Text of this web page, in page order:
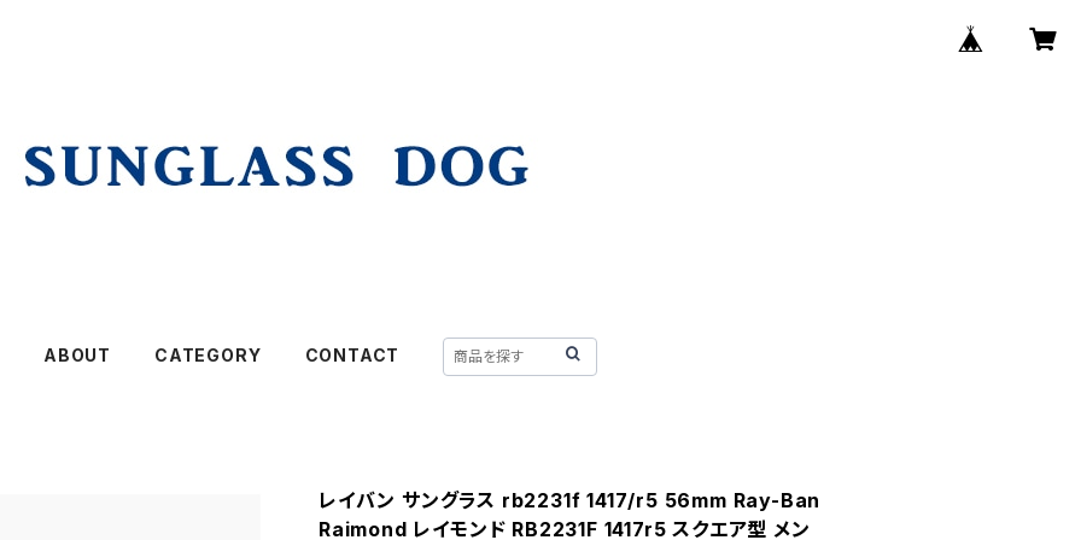
ABOUT CATEGORY CONTACT
レイバン サングラス rb2231f 1417/r5 56mm Ray-Ban
Raimond レイモンド RB2231F 1417r5 スクエア型 メン